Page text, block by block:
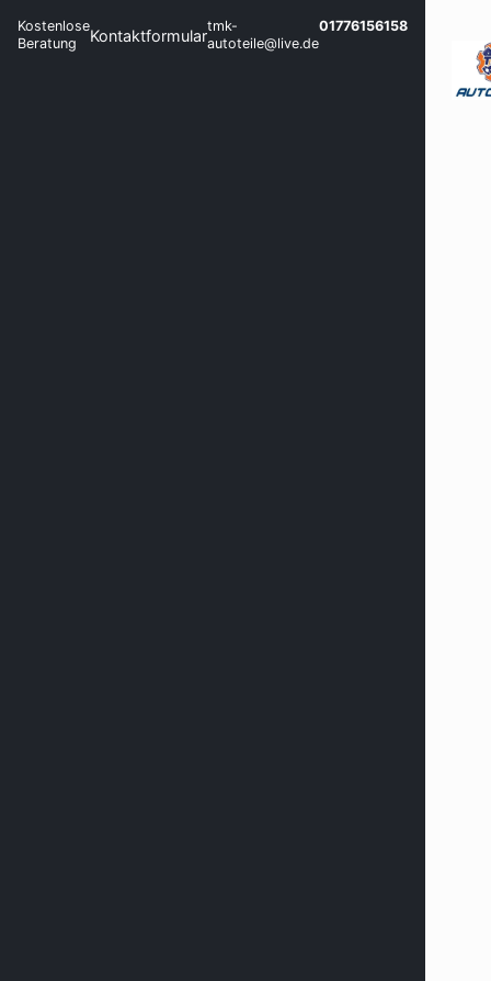
Kostenlose
Beratung
Kontaktformulartmk-
autoteile@live.de
01776156158